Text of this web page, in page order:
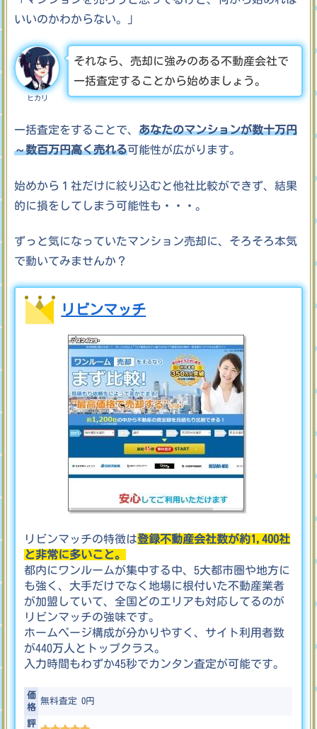
いいのかわからない。」
ヒカリ
それなら、売却に強みのある不動産会社で
一括査定することから始めましょう。
一括査定をすることで、 あなたのマンションが数十万円
～数百万円高く売れる可能性が広がります。
始めから１社だけに絞り込むと他社比較ができず、結果
的に損をしてしまう可能性も・・・。
ずっと気になっていたマンション売却に、そろそろ本気
で動いてみませんか？
リビンマッチ
リビンマッチの特徴は登録不動産会社数が約1,400社
と非常に多いこと。
都内にワンルームが集中する中、5大都市圏や地方に
も強く、大手だけでなく地場に根付いた不動産業者
が加盟していて、全国どのエリアも対応してるのが
リビンマッチの強味です。
ホームぺージ構成が分かりやすく、サイト利用者数
が440万人とトップクラス。
入力時間もわずか45秒でカンタン査定が可能です。
価
格
無料査定 0円
評